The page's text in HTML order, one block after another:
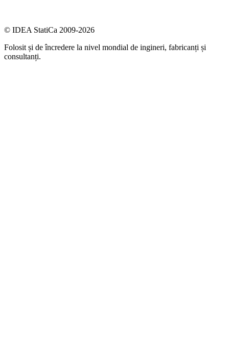
© IDEA StatiCa 2009-2026
Folosit și de încredere la nivel mondial de ingineri, fabricanți și
consultanți.